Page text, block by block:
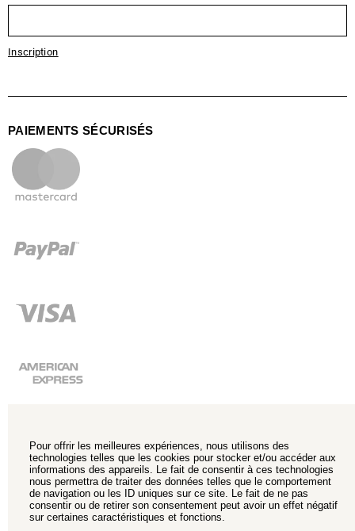
Inscription
PAIEMENTS SÉCURISÉS
Pour offrir les meilleures expériences, nous utilisons des
technologies telles que les cookies pour stocker et/ou accéder aux
informations des appareils. Le fait de consentir à ces technologies
nous permettra de traiter des données telles que le comportement
de navigation ou les ID uniques sur ce site. Le fait de ne pas
consentir ou de retirer son consentement peut avoir un effet négatif
sur certaines caractéristiques et fonctions.